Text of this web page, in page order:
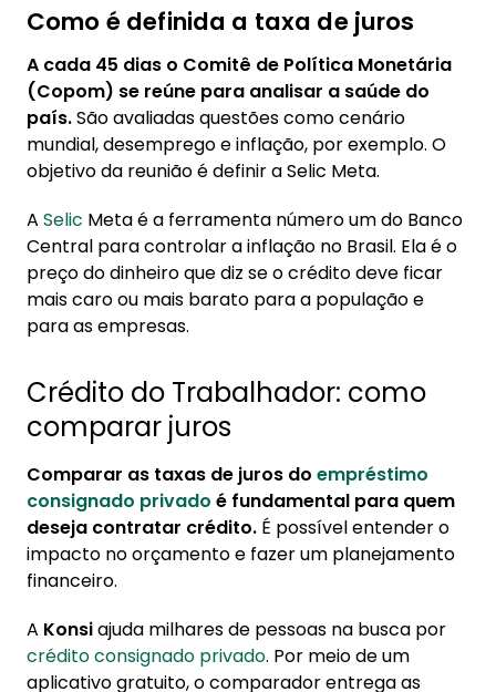
Como é definida a taxa de juros
A cada 45 dias o Comitê de Política Monetária
(Copom) se reúne para analisar a saúde do
país.São avaliadas questões como cenário
mundial, desemprego e inflação, por exemplo. O
objetivo da reunião é definir a Selic Meta.
A Selic Meta é a ferramenta número um do Banco
Central para controlar a inflação no Brasil. Ela é o
preço do dinheiro que diz se o crédito deve ficar
mais caro ou mais barato para a população e
para as empresas.
Crédito do Trabalhador: como
comparar juros
Comparar as taxas de juros do empréstimo
consignado privado é fundamental para quem
deseja contratar crédito. É possível entender o
impacto no orçamento e fazer um planejamento
financeiro.
A Konsiajuda milhares de pessoas na busca por
crédito consignado privado. Por meio de um
aplicativo gratuito, o comparador entrega as